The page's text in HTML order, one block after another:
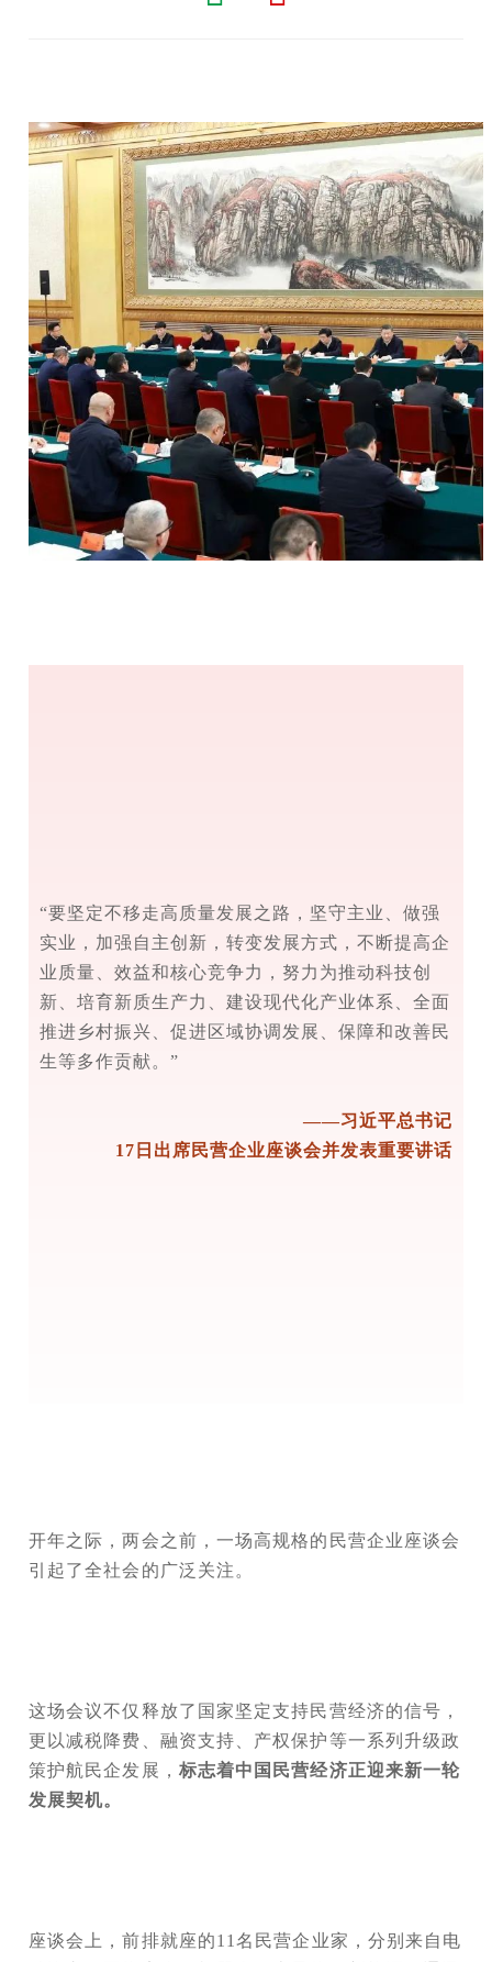
“要坚定不移走高质量发展之路，坚守主业、做强
实业，加强自主创新，转变发展方式，不断提高企
业质量、效益和核心竞争力，努力为推动科技创
新、培育新质生产力、建设现代化产业体系、全面
推进乡村振兴、促进区域协调发展、保障和改善民
生等多作贡献。”
——习近平总书记
17日出席民营企业座谈会并发表重要讲话
开年之际，两会之前，一场高规格的民营企业座谈会
引起了全社会的广泛关注。
这场会议不仅释放了国家坚定支持民营经济的信号，
更以减税降费、融资支持、产权保护等一系列升级政
策护航民企发展， 标志着中国民营经济正迎来新一轮
发展契机。
座谈会上，前排就座的11名民营企业家，分别来自电